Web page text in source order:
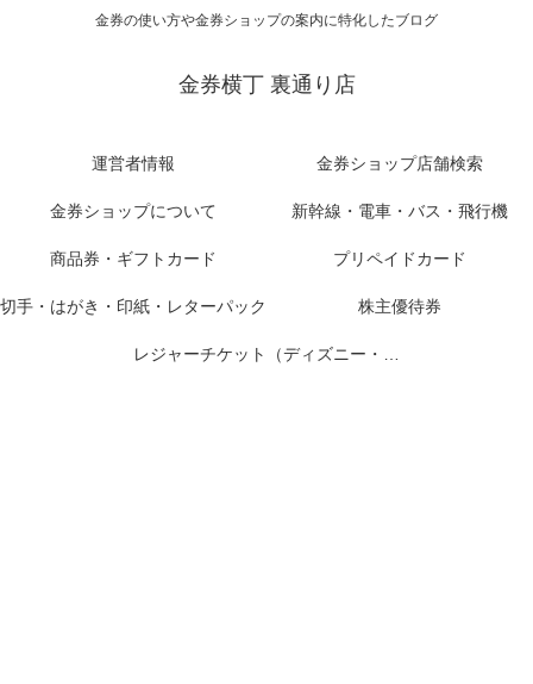
金券の使い方や金券ショップの案内に特化したブログ
金券横丁 裏通り店
運営者情報 金券ショップ店舗検索
金券ショップについて 新幹線・電車・バス・飛行機
商品券・ギフトカード プリペイドカード
切手・はがき・印紙・レターパック 株主優待券
レジャーチケット（ディズニー・USJ他）